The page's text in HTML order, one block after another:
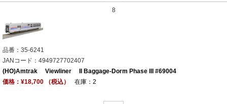
8
品番：35-6241
JANコード：4949727702407
(HO)Amtrak Viewliner II Baggage-Dorm Phase III #69004
価格：¥18,700 （税込）
在庫：2